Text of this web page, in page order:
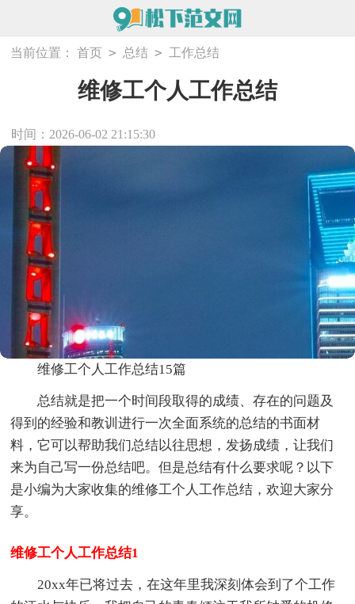
当前位置： 首页 > 总结 > 工作总结
维修工个人工作总结
时间：2026-06-02 21:15:30
维修工个人工作总结15篇
总结就是把一个时间段取得的成绩、存在的问题及
得到的经验和教训进行一次全面系统的总结的书面材
料，它可以帮助我们总结以往思想，发扬成绩，让我们
来为自己写一份总结吧。但是总结有什么要求呢？以下
是小编为大家收集的维修工个人工作总结，欢迎大家分
享。
维修工个人工作总结1
20xx年已将过去，在这年里我深刻体会到了个工作